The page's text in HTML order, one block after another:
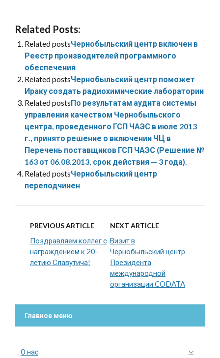
Related Posts:
Related postsЧернобыльский центр включен в
Реестр производителей программного
обеспечения
Related postsЧернобыльский центр поможет
Ираку создать радиохимические лаборатории
Related postsПо результатам аудита системы
управления качеством Чернобыльского
центра, проведенного ГСП ЧАЭС в июле 2013
г., принято решение о включении ЧЦ в
Перечень поставщиков ГСП ЧАЭС (Решение №
163 от 06.08.2013, срок действия — 3 года).
Related postsЧернобыльский центр
переподчинен
PREVIOUS ARTICLE
Поздравляем коллег с
награждением к 20-
летию Славутича!
NEXT ARTICLE
Визит в
Чернобыльский центр
Президента
международной
организации CODATA
Главное меню
О нас